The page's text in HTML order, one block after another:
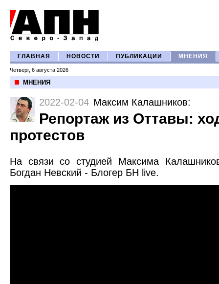
ГЛАВНАЯ НОВОСТИ ПУБЛИКАЦИИ МНЕНИЯ
Четверг, 6 августа 2026
МНЕНИЯ
2022-02-04 Максим Калашников:
Репортаж из Оттавы:
протестов
На связи со студией Максима
Богдан Невский - Блогер БН live.